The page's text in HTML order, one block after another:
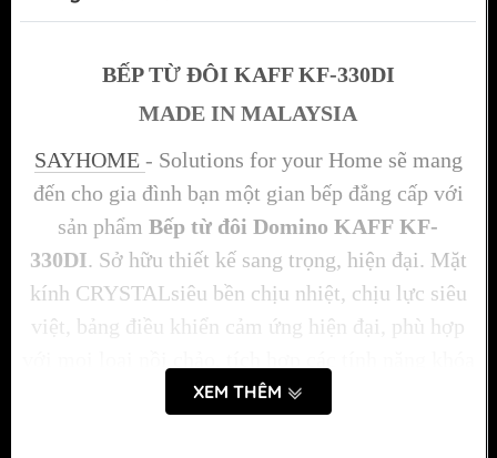
BẾP TỪ ĐÔI KAFF KF-330DI
MADE IN MALAYSIA
SAYHOME - Solutions for your Home sẽ mang
đến cho gia đình bạn một gian bếp đẳng cấp với
sản phẩm Bếp từ đôi Domino KAFF KF-
330DI. Sở hữu thiết kế sang trọng, hiện đại. Mặt
kính CRYSTALsiêu bền chịu nhiệt, chịu lực siêu
việt, bảng điều khiển cảm ứng hiện đại, phù hợp
trẻ em, tự động ngắt điện khi quá nhiệt giúp tiết
XEM THÊM